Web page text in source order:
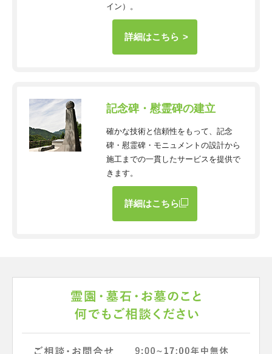
イン）。
詳細はこちら
記念碑・慰霊碑の建立
確かな技術と信頼性をもって、記念
碑・慰霊碑・モニュメントの設計から
施工までの一貫したサービスを提供で
きます。
詳細はこちら